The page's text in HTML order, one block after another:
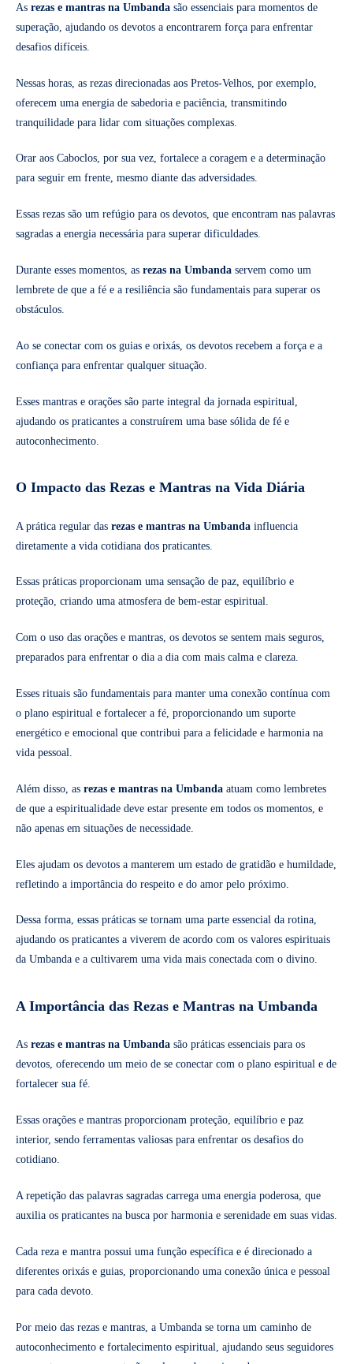
As rezas e mantras na Umbanda são essenciais para momentos de
superação, ajudando os devotos a encontrarem força para enfrentar
desafios difíceis.
Nessas horas, as rezas direcionadas aos Pretos-Velhos, por exemplo,
oferecem uma energia de sabedoria e paciência, transmitindo
tranquilidade para lidar com situações complexas.
Orar aos Caboclos, por sua vez, fortalece a coragem e a determinação
para seguir em frente, mesmo diante das adversidades.
Essas rezas são um refúgio para os devotos, que encontram nas palavras
sagradas a energia necessária para superar dificuldades.
Durante esses momentos, as rezas na Umbanda servem como um
lembrete de que a fé e a resiliência são fundamentais para superar os
obstáculos.
Ao se conectar com os guias e orixás, os devotos recebem a força e a
confiança para enfrentar qualquer situação.
Esses mantras e orações são parte integral da jornada espiritual,
ajudando os praticantes a construírem uma base sólida de fé e
autoconhecimento.
O Impacto das Rezas e Mantras na Vida Diária
A prática regular das rezas e mantras na Umbanda influencia
diretamente a vida cotidiana dos praticantes.
Essas práticas proporcionam uma sensação de paz, equilíbrio e
proteção, criando uma atmosfera de bem-estar espiritual.
Com o uso das orações e mantras, os devotos se sentem mais seguros,
preparados para enfrentar o dia a dia com mais calma e clareza.
Esses rituais são fundamentais para manter uma conexão contínua com
o plano espiritual e fortalecer a fé, proporcionando um suporte
energético e emocional que contribui para a felicidade e harmonia na
vida pessoal.
Além disso, as rezas e mantras na Umbanda atuam como lembretes
de que a espiritualidade deve estar presente em todos os momentos, e
não apenas em situações de necessidade.
Eles ajudam os devotos a manterem um estado de gratidão e humildade,
refletindo a importância do respeito e do amor pelo próximo.
Dessa forma, essas práticas se tornam uma parte essencial da rotina,
ajudando os praticantes a viverem de acordo com os valores espirituais
da Umbanda e a cultivarem uma vida mais conectada com o divino.
A Importância das Rezas e Mantras na Umbanda
As rezas e mantras na Umbanda são práticas essenciais para os
devotos, oferecendo um meio de se conectar com o plano espiritual e de
fortalecer sua fé.
Essas orações e mantras proporcionam proteção, equilíbrio e paz
interior, sendo ferramentas valiosas para enfrentar os desafios do
cotidiano.
A repetição das palavras sagradas carrega uma energia poderosa, que
auxilia os praticantes na busca por harmonia e serenidade em suas vidas.
Cada reza e mantra possui uma função específica e é direcionado a
diferentes orixás e guias, proporcionando uma conexão única e pessoal
para cada devoto.
Por meio das rezas e mantras, a Umbanda se torna um caminho de
autoconhecimento e fortalecimento espiritual, ajudando seus seguidores